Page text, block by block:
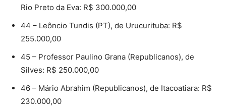
Rio Preto da Eva: R$ 300.000,00
44 – Leôncio Tundis (PT), de Urucurituba: R$
255.000,00
45 – Professor Paulino Grana (Republicanos), de
Silves: R$ 250.000,00
46 – Mário Abrahim (Republicanos), de Itacoatiara: R$
230.000,00